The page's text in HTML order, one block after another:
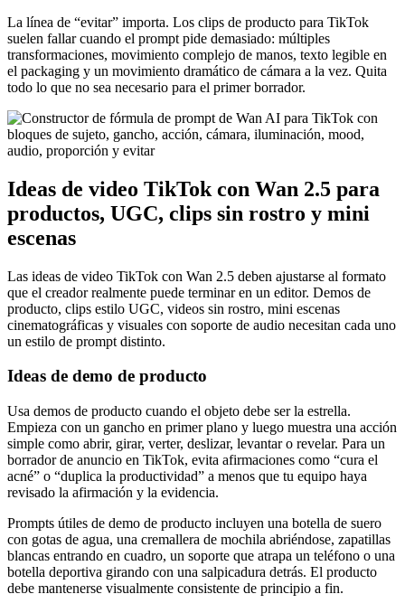
La línea de “evitar” importa. Los clips de producto para TikTok
suelen fallar cuando el prompt pide demasiado: múltiples
transformaciones, movimiento complejo de manos, texto legible en
el packaging y un movimiento dramático de cámara a la vez. Quita
todo lo que no sea necesario para el primer borrador.
Ideas de video TikTok con Wan 2.5 para
productos, UGC, clips sin rostro y mini
escenas
Las ideas de video TikTok con Wan 2.5 deben ajustarse al formato
que el creador realmente puede terminar en un editor. Demos de
producto, clips estilo UGC, videos sin rostro, mini escenas
cinematográficas y visuales con soporte de audio necesitan cada uno
un estilo de prompt distinto.
Ideas de demo de producto
Usa demos de producto cuando el objeto debe ser la estrella.
Empieza con un gancho en primer plano y luego muestra una acción
simple como abrir, girar, verter, deslizar, levantar o revelar. Para un
borrador de anuncio en TikTok, evita afirmaciones como “cura el
acné” o “duplica la productividad” a menos que tu equipo haya
revisado la afirmación y la evidencia.
Prompts útiles de demo de producto incluyen una botella de suero
con gotas de agua, una cremallera de mochila abriéndose, zapatillas
blancas entrando en cuadro, un soporte que atrapa un teléfono o una
botella deportiva girando con una salpicadura detrás. El producto
debe mantenerse visualmente consistente de principio a fin.